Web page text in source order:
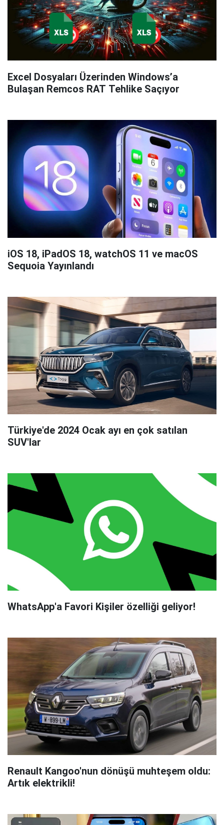
Excel Dosyaları Üzerinden Windows’a
Bulaşan Remcos RAT Tehlike Saçıyor
iOS 18, iPadOS 18, watchOS 11 ve macOS
Sequoia Yayınlandı
Türkiye'de 2024 Ocak ayı en çok satılan
SUV'lar
WhatsApp'a Favori Kişiler özelliği geliyor!
Renault Kangoo'nun dönüşü muhteşem oldu:
Artık elektrikli!